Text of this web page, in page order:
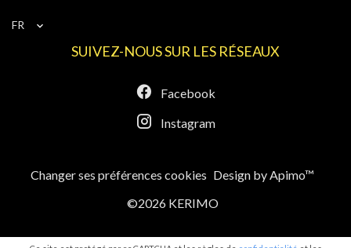
FR
SUIVEZ-NOUS SUR LES RÉSEAUX
Facebook
Instagram
Changer ses préférences cookies Design byApimo™
©2026 KERIMO